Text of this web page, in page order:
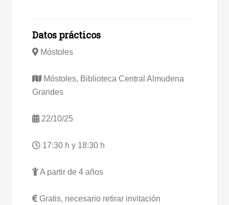
Datos prácticos
Móstoles
Móstoles, Biblioteca Central Almudena
Grandes
22/10/25
17:30 h y 18:30 h
A partir de 4 años
Gratis, necesario retirar invitación